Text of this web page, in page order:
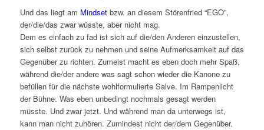
Und das liegt am Mindsetbzw. an diesem Störenfried “EGO”,
der/die/das zwar wüsste, aber nicht mag.
Dem es einfach zu fad ist sich auf die/den Anderen einzustellen,
sich selbst zurück zu nehmen und seine Aufmerksamkeit auf das
Gegenüber zu richten. Zumeist macht es eben doch mehr Spaß,
während die/der andere was sagt schon wieder die Kanone zu
befüllen für die nächste wohlformulierte Salve. Im Rampenlicht
der Bühne. Was eben unbedingt nochmals gesagt werden
müsste. Und zwar jetzt. Und während man da unterwegs ist,
kann man nicht zuhören. Zumindest nicht der/dem Gegenüber.